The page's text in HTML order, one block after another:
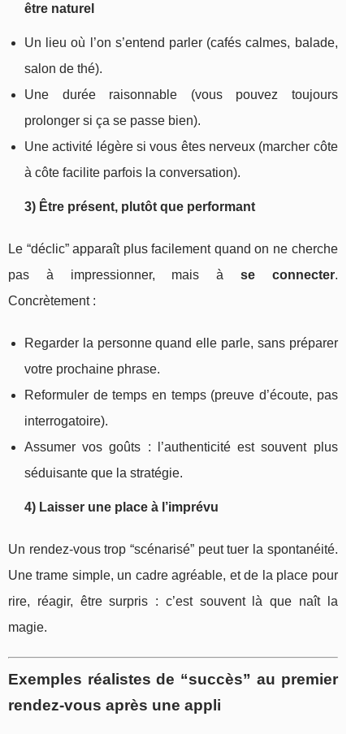
être naturel
Un lieu où l’on s’entend parler (cafés calmes, balade,
salon de thé).
Une durée raisonnable (vous pouvez toujours
prolonger si ça se passe bien).
Une activité légère si vous êtes nerveux (marcher côte
à côte facilite parfois la conversation).
3) Être présent, plutôt que performant
Le “déclic” apparaît plus facilement quand on ne cherche
pas à impressionner, mais à se connecter.
Concrètement :
Regarder la personne quand elle parle, sans préparer
votre prochaine phrase.
Reformuler de temps en temps (preuve d’écoute, pas
interrogatoire).
Assumer vos goûts : l’authenticité est souvent plus
séduisante que la stratégie.
4) Laisser une place à l’imprévu
Un rendez-vous trop “scénarisé” peut tuer la spontanéité.
Une trame simple, un cadre agréable, et de la place pour
rire, réagir, être surpris : c’est souvent là que naît la
magie.
Exemples réalistes de “succès” au premier
rendez-vous après une appli